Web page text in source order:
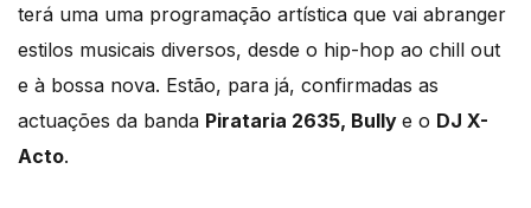
terá uma uma programação artística que vai abranger
estilos musicais diversos, desde o hip-hop ao chill out
e à bossa nova. Estão, para já, confirmadas as
actuações da banda Pirataria 2635, Bully e o DJ X-
Acto.